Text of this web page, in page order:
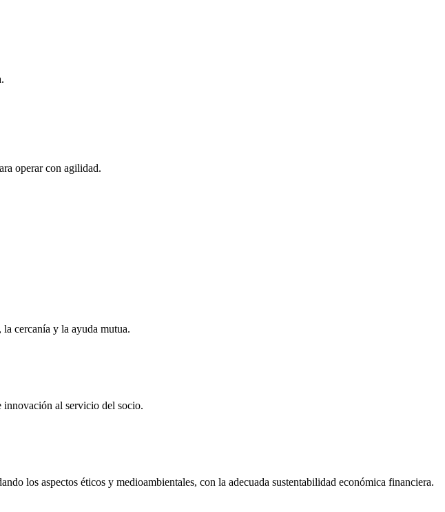
operar con agilidad.
cercanía y la ayuda mutua.
innovación al servicio del socio.
los aspectos éticos y medioambientales, con la adecuada sustentabilidad económica financiera.